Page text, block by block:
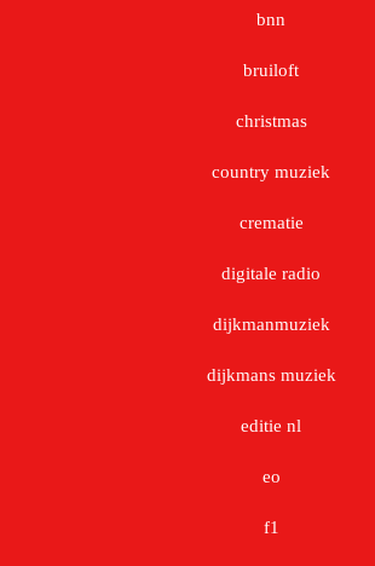
bnn
bruiloft
christmas
country muziek
crematie
digitale radio
dijkmanmuziek
dijkmans muziek
editie nl
eo
f1